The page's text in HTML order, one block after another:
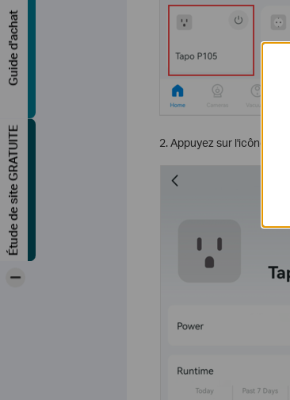
2. Appuyez sur l'icône
Guide d'achat
Étude de site GRATUITE
-